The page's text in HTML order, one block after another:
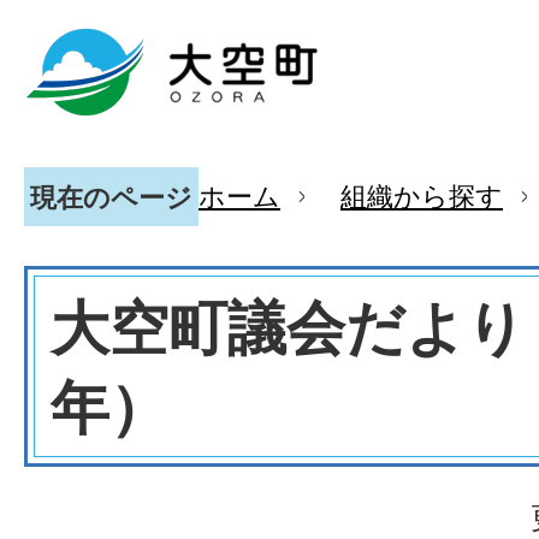
現在のページ ホーム 組織から探す
大空町議会だよ
年）